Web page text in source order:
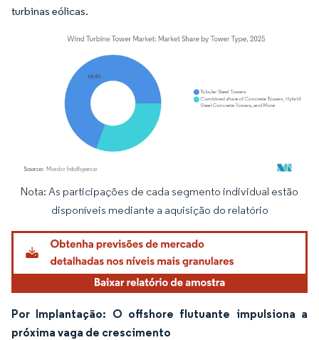
turbinas eólicas.
Imagem © Mordor Intelligence. O reuso requer atribuição conforme CC BY 4.0.
Nota: As participações de cada segmento individual estão
disponíveis mediante a aquisição do relatório
Por Implantação: O offshore flutuante impulsiona a
próxima vaga de crescimento